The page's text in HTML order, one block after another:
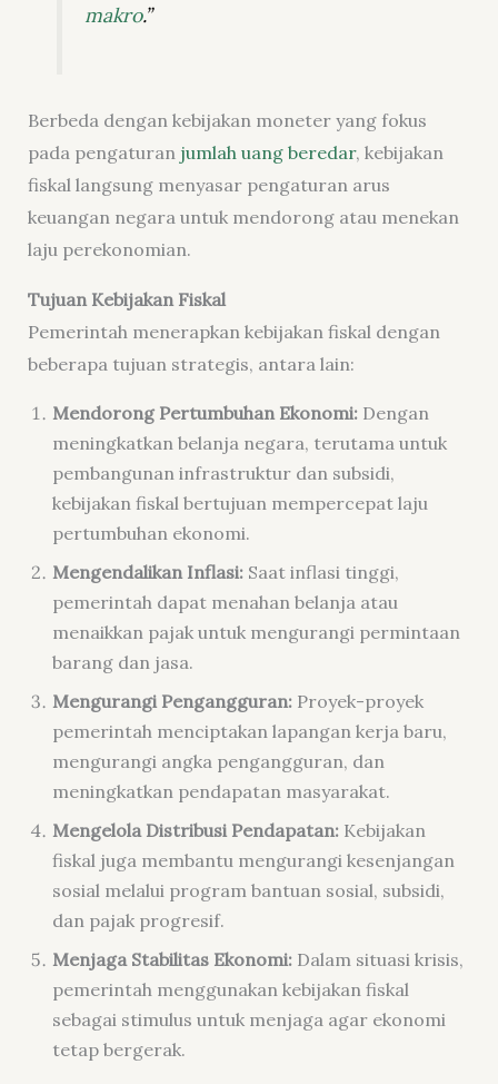
makro.”
Berbeda dengan kebijakan moneter yang fokus
pada pengaturan jumlah uang beredar, kebijakan
fiskal langsung menyasar pengaturan arus
keuangan negara untuk mendorong atau menekan
laju perekonomian.
Tujuan Kebijakan Fiskal
Pemerintah menerapkan kebijakan fiskal dengan
beberapa tujuan strategis, antara lain:
Mendorong Pertumbuhan Ekonomi:Dengan
meningkatkan belanja negara, terutama untuk
pembangunan infrastruktur dan subsidi,
kebijakan fiskal bertujuan mempercepat laju
pertumbuhan ekonomi.
Mengendalikan Inflasi:Saat inflasi tinggi,
pemerintah dapat menahan belanja atau
menaikkan pajak untuk mengurangi permintaan
barang dan jasa.
Mengurangi Pengangguran:Proyek-proyek
pemerintah menciptakan lapangan kerja baru,
mengurangi angka pengangguran, dan
meningkatkan pendapatan masyarakat.
Mengelola Distribusi Pendapatan:Kebijakan
fiskal juga membantu mengurangi kesenjangan
sosial melalui program bantuan sosial, subsidi,
dan pajak progresif.
Menjaga Stabilitas Ekonomi:Dalam situasi krisis,
pemerintah menggunakan kebijakan fiskal
sebagai stimulus untuk menjaga agar ekonomi
tetap bergerak.